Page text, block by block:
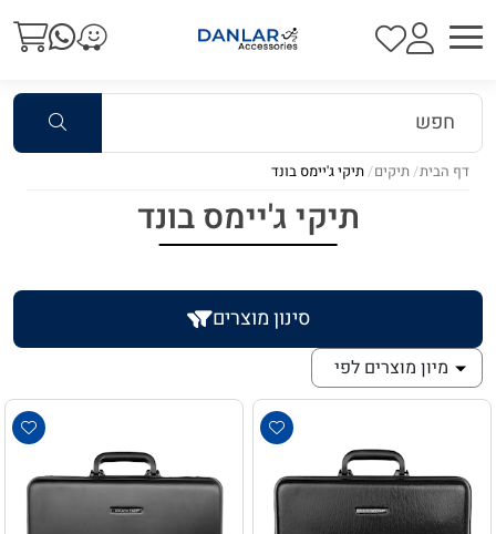
דף הבית תיקים תיקי ג'יימס בונד
תיקי ג'יימס בונד
סינון מוצרים
מיון מוצרים לפי